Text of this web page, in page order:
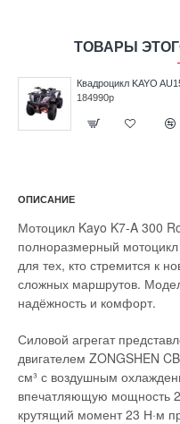
ТОВАРЫ
Квадроцикл KAYO
184990р
ОПИСАНИЕ
Мотоцикл Kayo K7-A 300
полноразмерный
для тех, кто стремится к
сложных маршрутов.
надёжность и комфорт.
Силовой агрегат
двигателем ZONGSHEN
см³ с воздушным
впечатляющую мощность
крутящий момент 23 Н·м